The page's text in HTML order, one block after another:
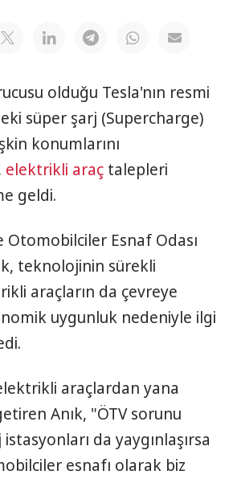
olduğu Tesla'nın resmi
süper şarj (Supercharge)
konumlarını
elektrikli araç talepleri
geldi.
Otomobilciler Esnaf Odası
teknolojinin sürekli
araçların da çevreye
uygunluk nedeniyle ilgi
araçlardan yana
Anık, "ÖTV sorunu
da yaygınlaşırsa
esnafı olarak biz